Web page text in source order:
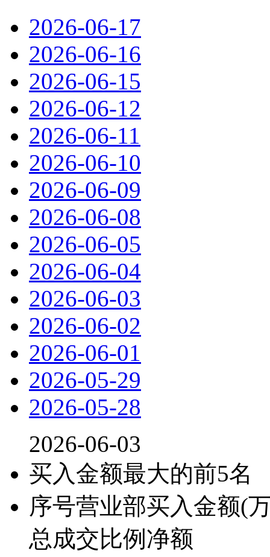
2026-06-17
2026-06-16
2026-06-15
2026-06-12
2026-06-11
2026-06-10
2026-06-09
2026-06-08
2026-06-05
2026-06-04
2026-06-03
2026-06-02
2026-06-01
2026-05-29
2026-05-28
2026-06-03
买入金额最大的前5名
序号营业部买入金额(
总成交比例 净额